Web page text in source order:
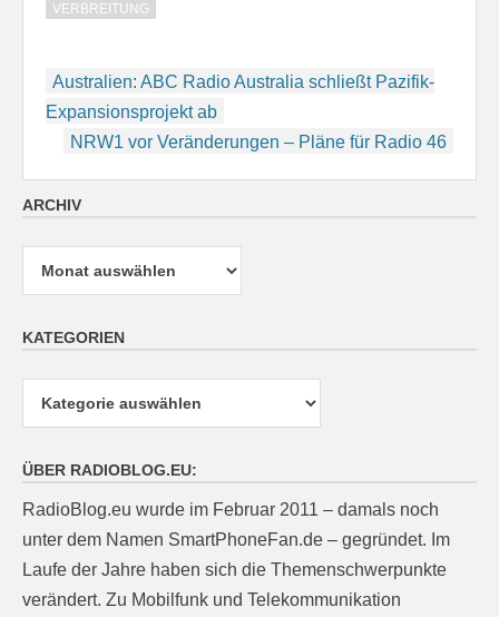
VERBREITUNG
Beitragsnavigation
Australien: ABC Radio Australia schließt Pazifik-
Expansionsprojekt ab
NRW1 vor Veränderungen – Pläne für Radio 46
ARCHIV
Archiv
KATEGORIEN
Kategorien
ÜBER RADIOBLOG.EU:
RadioBlog.eu wurde im Februar 2011 – damals noch
unter dem Namen SmartPhoneFan.de – gegründet. Im
Laufe der Jahre haben sich die Themenschwerpunkte
verändert. Zu Mobilfunk und Telekommunikation